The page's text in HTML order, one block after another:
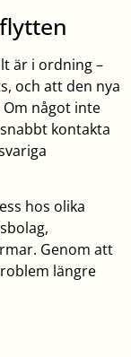
är i ordning –
och att den nya
något inte
kontakta
hos olika
Genom att
längre